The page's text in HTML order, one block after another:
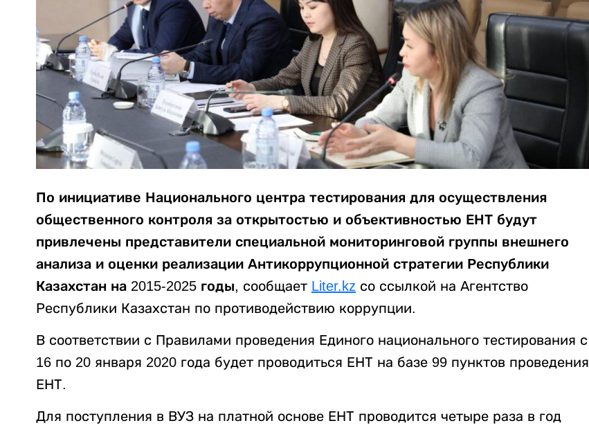
По инициативе Национального центра тестирования для осуществления
общественного контроля за открытостью и объективностью ЕНТ будут
привлечены представители специальной мониторинговой группы внешнего
анализа и оценки реализации Антикоррупционной стратегии Республики
Казахстан на 2015-2025 годы, сообщает Liter.kz со ссылкой на Агентство
Республики Казахстан по противодействию коррупции.
В соответствии с Правилами проведения Единого национального тестирования с
16 по 20 января 2020 года будет проводиться ЕНТ на базе 99 пунктов проведения
ЕНТ.
Для поступления в ВУЗ на платной основе ЕНТ проводится четыре раза в год